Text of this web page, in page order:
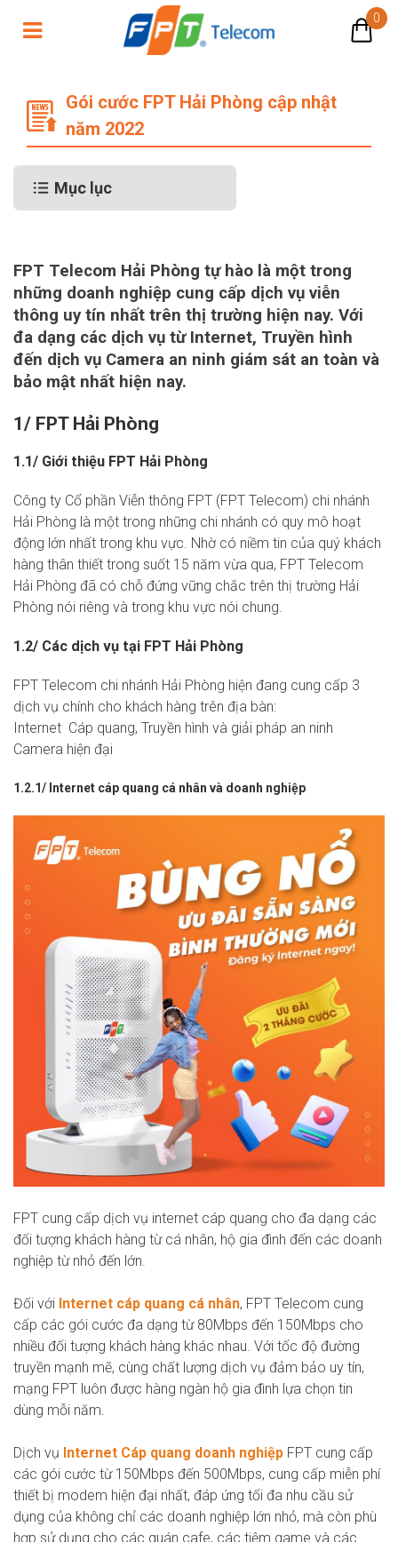
0
Gói cước FPT Hải Phòng cập nhật
năm 2022
Mục lục
FPT Telecom Hải Phòng tự hào là một trong
những doanh nghiệp cung cấp dịch vụ viễn
thông uy tín nhất trên thị trường hiện nay. Với
đa dạng các dịch vụ từ Internet, Truyền hình
đến dịch vụ Camera an ninh giám sát an toàn và
bảo mật nhất hiện nay.
1/ FPT Hải Phòng
1.1/ Giới thiệu FPT Hải Phòng
Công ty Cổ phần Viễn thông FPT (FPT Telecom) chi nhánh
Hải Phòng là một trong những chi nhánh có quy mô hoạt
động lớn nhất trong khu vực. Nhờ có niềm tin của quý khách
hàng thân thiết trong suốt 15 năm vừa qua, FPT Telecom
Hải Phòng đã có chỗ đứng vững chắc trên thị trường Hải
Phòng nói riêng và trong khu vực nói chung.
1.2/ Các dịch vụ tại FPT Hải Phòng
FPT Telecom chi nhánh Hải Phòng hiện đang cung cấp 3
dịch vụ chính cho khách hàng trên địa bàn:
Internet Cáp quang, Truyền hình và giải pháp an ninh
Camera hiện đại
1.2.1/ Internet cáp quang cá nhân và doanh nghiệp
FPT cung cấp dịch vụ internet cáp quang cho đa dạng các
đối tượng khách hàng từ cá nhân, hộ gia đình đến các doanh
nghiệp từ nhỏ đến lớn.
Đối với Internet cáp quang cá nhân, FPT Telecom cung
cấp các gói cước đa dạng từ 80Mbps đến 150Mbps cho
nhiều đối tượng khách hàng khác nhau. Với tốc độ đường
truyền mạnh mẽ, cùng chất lượng dịch vụ đảm bảo uy tín,
mạng FPT luôn được hàng ngàn hộ gia đình lựa chọn tin
dùng mỗi năm.
Dịch vụ Internet Cáp quang doanh nghiệp FPT cung cấp
các gói cước từ 150Mbps đến 500Mbps, cung cấp miễn phí
thiết bị modem hiện đại nhất, đáp ứng tối đa nhu cầu sử
dụng của không chỉ các doanh nghiệp lớn nhỏ, mà còn phù
hợp sử dụng cho các quán cafe, các tiệm game và các